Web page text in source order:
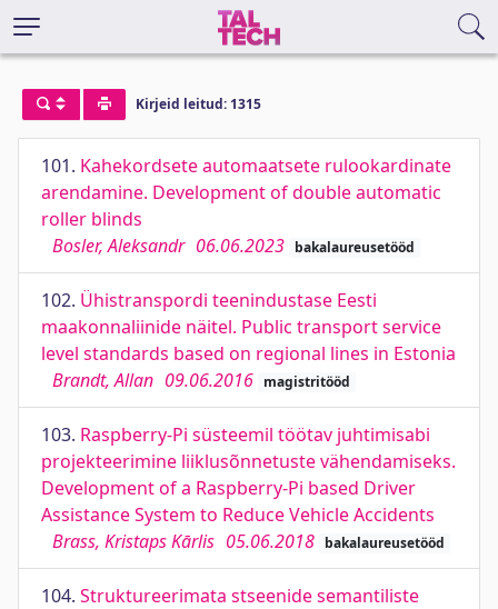
Kirjeid leitud: 1315
101. Kahekordsete automaatsete rulookardinate
arendamine. Development of double automatic
roller blinds
Bosler, Aleksandr 06.06.2023 bakalaureusetööd
102. Ühistranspordi teenindustase Eesti
maakonnaliinide näitel. Public transport service
level standards based on regional lines in Estonia
Brandt, Allan 09.06.2016 magistritööd
103. Raspberry-Pi süsteemil töötav juhtimisabi
projekteerimine liiklusõnnetuste vähendamiseks.
Development of a Raspberry-Pi based Driver
Assistance System to Reduce Vehicle Accidents
Brass, Kristaps Kārlis 05.06.2018 bakalaureusetööd
104. Struktureerimata stseenide semantiliste